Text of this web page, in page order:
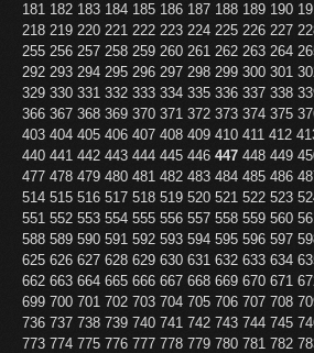
181 182 183 184 185 186 187 188 189 190
218 219 220 221 222 223 224 225 226 227
255 256 257 258 259 260 261 262 263 264
292 293 294 295 296 297 298 299 300 301
329 330 331 332 333 334 335 336 337 338
366 367 368 369 370 371 372 373 374 375
403 404 405 406 407 408 409 410 411 412
440 441 442 443 444 445 446 447 448 449
477 478 479 480 481 482 483 484 485 486
514 515 516 517 518 519 520 521 522 523
551 552 553 554 555 556 557 558 559 560
588 589 590 591 592 593 594 595 596 597
625 626 627 628 629 630 631 632 633 634
662 663 664 665 666 667 668 669 670 671
699 700 701 702 703 704 705 706 707 708
736 737 738 739 740 741 742 743 744 745
773 774 775 776 777 778 779 780 781 782